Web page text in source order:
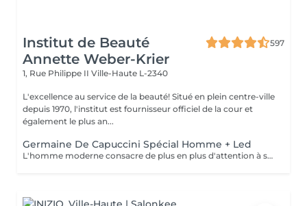
Institut de Beauté
Annette Weber-Krier
597
1, Rue Philippe II Ville-Haute L-2340
L'excellence au service de la beauté! Situé en plein centre-ville
depuis 1970, l'institut est fournisseur officiel de la cour et
également le plus an...
Germaine De Capuccini Spécial Homme + Led
L'homme moderne consacre de plus en plus d'attention à son apparence , ce soin réparateur enlève les toxines, renforce la peau , est apaisant et rafraichissant.